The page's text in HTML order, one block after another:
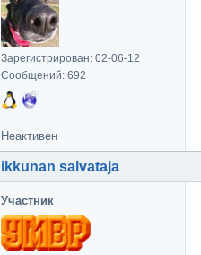
Зарегистрирован: 02-06-12
Сообщений: 692
Неактивен
ikkunan salvataja
Участник